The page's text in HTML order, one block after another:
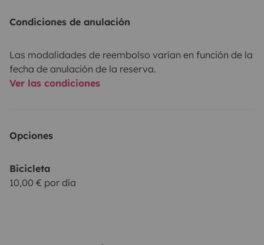
Condiciones de anulación
Las modalidades de reembolso varían en función de la
fecha de anulación de la reserva.
Ver las condiciones
Opciones
Bicicleta
10,00 € por día